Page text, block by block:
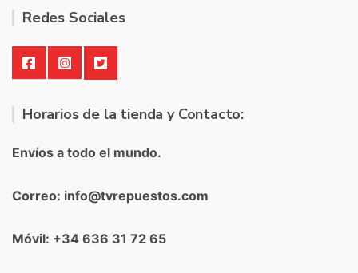
Redes Sociales
Horarios de la tienda y Contacto:
Envíos a todo el mundo.
Correo: info@tvrepuestos.com
Móvil: +34 636 31 72 65